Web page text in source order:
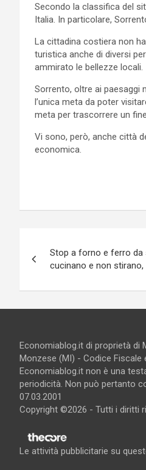
Secondo la classifica del
Italia. In particolare,
La cittadina costiera non
turistica anche di diversi
ammirato le bellezze locali.
Sorrento, oltre ai paesaggi
l’unica meta da poter
meta per trascorrere un
Vi sono, però, anche città
economica.
articoli
Stop a forno e ferro da
cucinano e non
Economiablog.it di proprietà di
Monzese (MI) - Codice Fiscale
Economiablog.it non è una
periodicità. Non può pertanto
07.03.2001
Copyright ©2026 - Tutti i diritti
Le attività pubblicitarie su